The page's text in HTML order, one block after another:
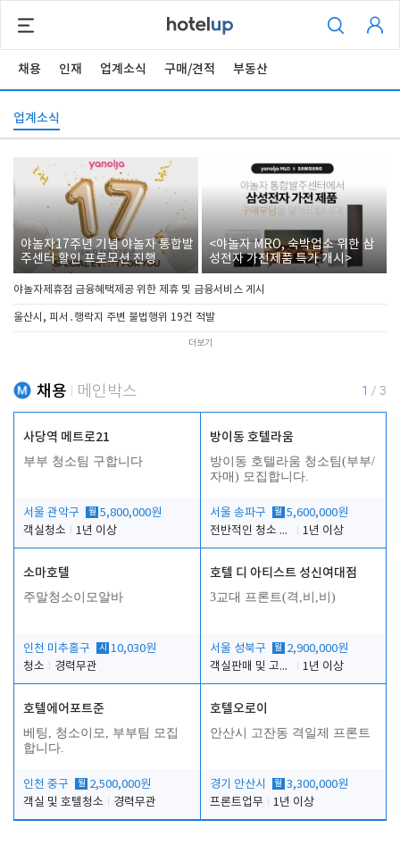
채용 인재 업계소식 구매/견적 부동산
업계소식
야놀자17주년 기념 야놀자 통합발
주센터 할인 프로모션 진행
<야놀자 MRO, 숙박업소 위한 삼
성전자 가전제품 특가 개시>
야놀자제휴점 금융혜택제공 위한 제휴 및 금융서비스 게시
울산시, 피서․행락지 주변 불법행위 19건 적발
더보기
채용 메인박스 1 / 3
사당역 메트로21
부부 청소팀 구합니다
서울 관악구 월 5,800,000원
객실청소
1년 이상
방이동 호텔라움
방이동 호텔라움 청소팀(부부/
자매) 모집합니다.
서울 송파구 월 5,600,000원
전반적인 청소 업무(객실청소.객실정리)
1년 이상
소마호텔
주말청소이모알바
인천 미추홀구 시 10,030원
청소
경력무관
호텔 디 아티스트 성신여대점
3교대 프론트(격,비,비)
서울 성북구 월 2,900,000원
객실판매 및 고객응대
1년 이상
호텔에어포트준
베팅, 청소이모, 부부팀 모집
합니다.
인천 중구 월 2,500,000원
객실 및 호텔청소
경력무관
호텔오로이
안산시 고잔동 격일제 프론트
경기 안산시 월 3,300,000원
프론트업무
1년 이상